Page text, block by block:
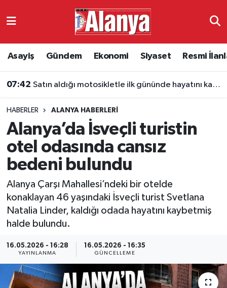
Asayiş Gündem Ekonomi Siyaset Resmi
07:42 Satın aldığı motosikletle ilk gününde hayatını kaybetti
HABERLER ALANYA HABERLERI
Alanya’da İsveçli turistin
otel odasında cansız
bedeni bulundu
Alanya Çarşı Mahallesi’ndeki bir otelde
konaklayan 46 yaşındaki İsveçli turist Svetlana
Natalia Linder, kaldığı odada hayatını kaybetmiş
halde bulundu.
16.05.2026 - 16:28
YAYINLANMA
16.05.2026 - 16:35
GÜNCELLEME
Ekonomi
Resmi İlanlar
Alanyaspor
Turizm
E-Gazete
Antalya Namaz Vakitleri
Süper Lig Puan Durumu ve Fikstür
Tüm Manşetler
Son Dakika Haberleri
Haber Arşivi